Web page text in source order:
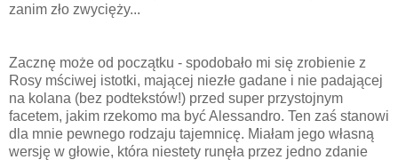
zanim zło zwycięży...
Zacznę może od początku - spodobało mi się zrobienie z
Rosy mściwej istotki, mającej niezłe gadane i nie padającej
na kolana (bez podtekstów!) przed super przystojnym
facetem, jakim rzekomo ma być Alessandro. Ten zaś stanowi
dla mnie pewnego rodzaju tajemnicę. Miałam jego własną
wersję w głowie, która niestety runęła przez jedno zdanie